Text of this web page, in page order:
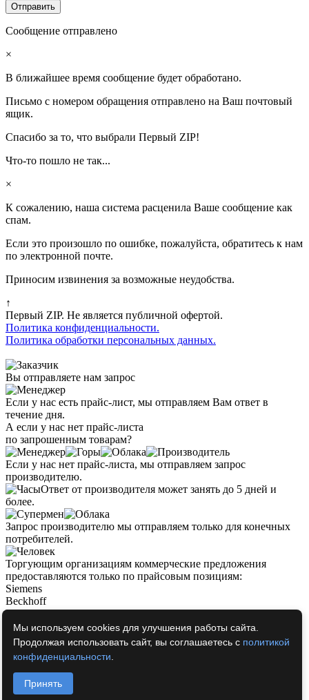
Сообщение отправлено
×
В ближайшее время сообщение будет обработано.
Письмо с номером обращения отправлено на Ваш почтовый
ящик.
Спасибо за то, что выбрали Первый ZIP!
Что-то пошло не так...
×
К сожалению, наша система расценила Ваше сообщение как
спам.
Если это произошло по ошибке, пожалуйста, обратитесь к нам
по электронной почте.
Приносим извинения за возможные неудобства.
↑
Первый ZIP. Не является публичной офертой.
Политика конфиденциальности.
Политика обработки персональных данных.
Вы отправляете нам запрос
Если у нас есть прайс-лист, мы отправляем Вам ответ в
течение дня.
А если у нас нет прайс-листа
по запрошенным товарам?
Если у нас нет прайс-листа, мы отправляем запрос
производителю.
Ответ от производителя может занять до 5 дней и
более.
Запрос производителю мы отправляем только для конечных
потребителей.
Торгующим организациям коммерческие предложения
предоставляются только по прайсовым позициям:
Siemens
Beckhoff
Pepperl+Fuchs
Phoenix Contact
PILZ
Turck
Leuze Electronic
Endress+Hauser
Murr Elektronik
Мы используем cookies для улучшения работы сайта.
Продолжая использовать сайт, вы соглашаетесь с политикой
конфиденциальности
Принять